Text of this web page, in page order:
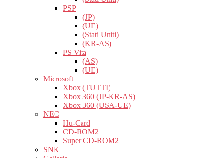
PSP
(JP)
(UE)
(Stati Uniti)
(KR-AS)
PS Vita
(AS)
(UE)
Microsoft
Xbox (TUTTI)
Xbox 360 (JP-KR-AS)
Xbox 360 (USA-UE)
NEC
Hu-Card
CD-ROM2
Super CD-ROM2
SNK